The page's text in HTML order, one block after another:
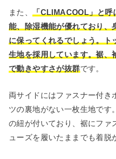
また、
「CLIMACOOL」と
能、除湿機能が優れており、
に保ってくれるでしょう。ト
生地を採用しています。裾、
で動きやすさが抜群です。
両サイドにはファスナー付き
ツの裏地がない一枚生地です
の紐が付いており、裾にファ
ューズを履いたままでも着脱